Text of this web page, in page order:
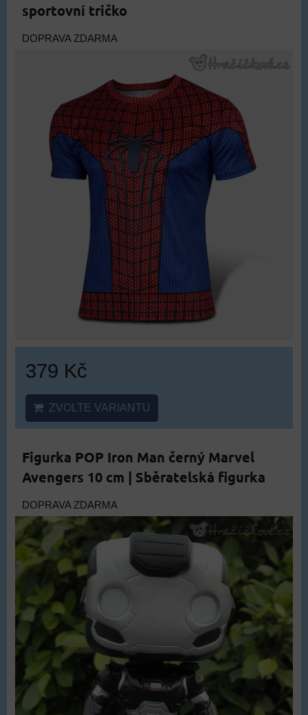
sportovní tričko
DOPRAVA ZDARMA
379 Kč
ZVOLTE VARIANTU
Figurka POP Iron Man černý Marvel
Avengers 10 cm | Sběratelská figurka
DOPRAVA ZDARMA